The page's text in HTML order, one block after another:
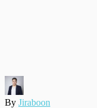
By Jiraboon